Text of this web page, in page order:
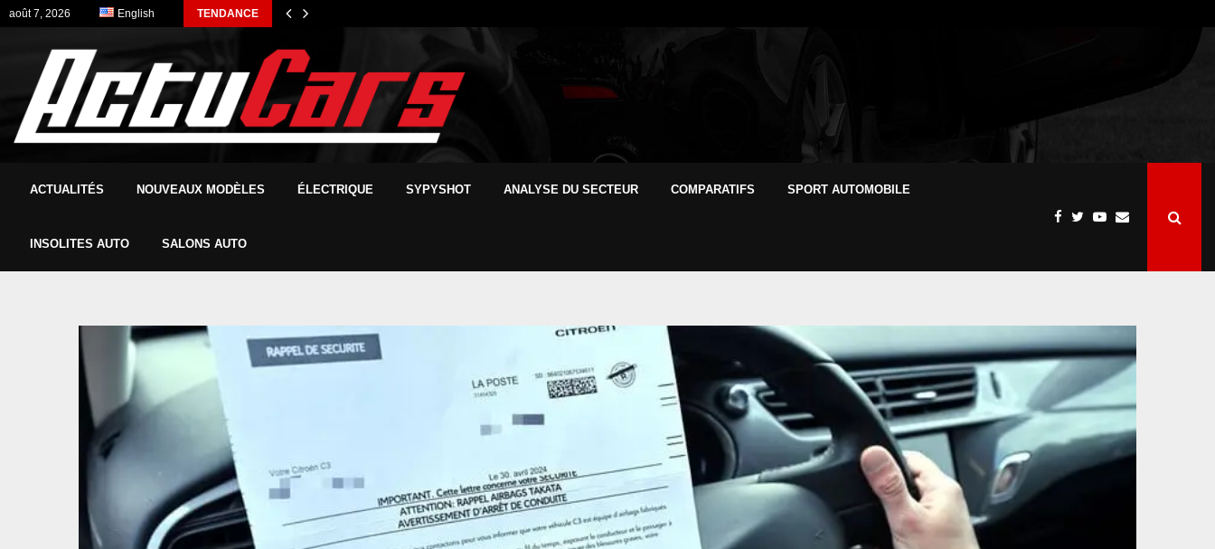
août 7, 2026 English TENDANCE
ACTUALITÉS NOUVEAUX MODÈLES ÉLECTRIQUE SYPYSHOT ANALYSE DU SECTEUR COMPARATIFS SPORT AUTOMOBILE
INSOLITES AUTO SALONS AUTO